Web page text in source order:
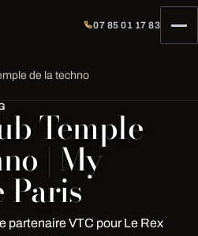
07 85 01 17 83
de la techno
Temple
| My
Paris
partenaire VTC pour Le Rex